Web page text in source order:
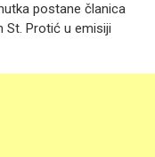
postane članica
St. Protić u emisiji